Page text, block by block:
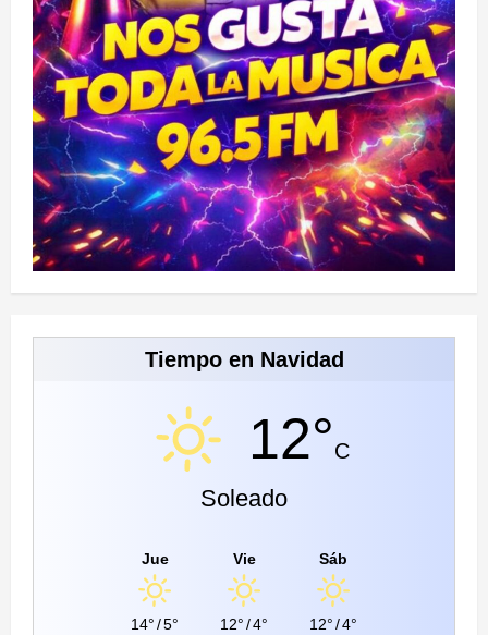
Tiempo en Navidad
12°C
Soleado
Jue
14°/5°
Vie
12°/4°
Sáb
12°/4°